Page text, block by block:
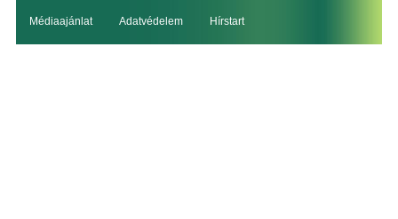
Médiaajánlat Adatvédelem Hírstart